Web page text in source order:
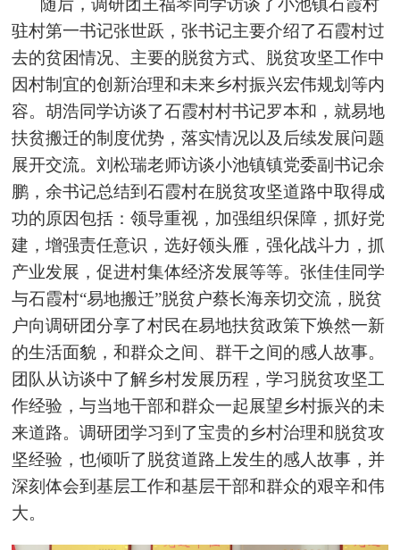
随后，调研团王福琴同学访谈了小池镇石霞村
驻村第一书记张世跃，张书记主要介绍了石霞村过
去的贫困情况、主要的脱贫方式、脱贫攻坚工作中
因村制宜的创新治理和未来乡村振兴宏伟规划等内
容。胡浩同学访谈了石霞村村书记罗本和，就易地
扶贫搬迁的制度优势，落实情况以及后续发展问题
展开交流。刘松瑞老师访谈小池镇镇党委副书记余
鹏，余书记总结到石霞村在脱贫攻坚道路中取得成
功的原因包括：领导重视，加强组织保障，抓好党
建，增强责任意识，选好领头雁，强化战斗力，抓
产业发展，促进村集体经济发展等等。张佳佳同学
与石霞村“易地搬迁”脱贫户蔡长海亲切交流，脱贫
户向调研团分享了村民在易地扶贫政策下焕然一新
的生活面貌，和群众之间、 群干之间的感人故事。
团队从访谈中了解乡村发展历程，学习脱贫攻坚工
作经验，与当地干部和群众一起展望乡村振兴的未
来道路。调研团学习到了宝贵的乡村治理和脱贫攻
坚经验，也倾听了脱贫道路上发生的感人故事，并
深刻体会到基层工作和基层干部和群众的艰辛和伟
大。